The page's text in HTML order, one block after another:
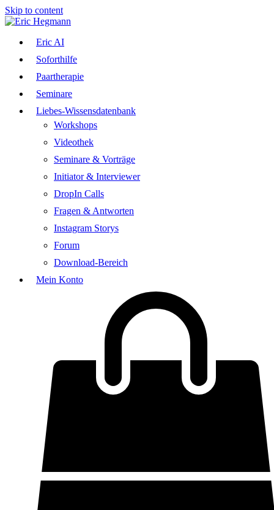
Skip to content
Eric AI
Soforthilfe
Paartherapie
Seminare
Liebes-Wissensdatenbank
Workshops
Videothek
Seminare & Vorträge
Initiator & Interviewer
DropIn Calls
Fragen & Antworten
Instagram Storys
Forum
Download-Bereich
Mein Konto